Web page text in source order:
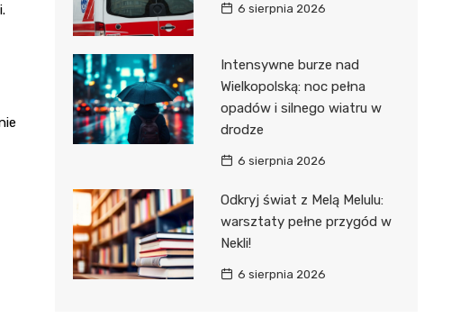
6 sierpnia 2026
Intensywne burze nad
Wielkopolską: noc pełna
opadów i silnego wiatru w
drodze
6 sierpnia 2026
Odkryj świat z Melą Melulu:
warsztaty pełne przygód w
Nekli!
6 sierpnia 2026